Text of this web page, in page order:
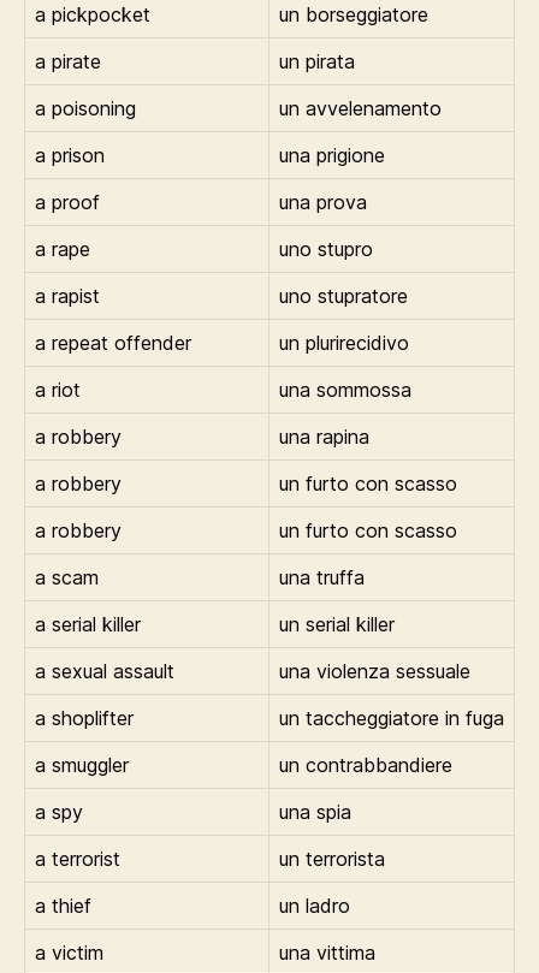
a pickpocket
un borseggiatore
a pirate
un pirata
a poisoning
un avvelenamento
a prison
una prigione
a proof
una prova
a rape
uno stupro
a rapist
uno stupratore
a repeat offender
un plurirecidivo
a riot
una sommossa
a robbery
una rapina
a robbery
un furto con scasso
a robbery
un furto con scasso
a scam
una truffa
a serial killer
un serial killer
a sexual assault
una violenza sessuale
a shoplifter
un taccheggiatore in fuga
a smuggler
un contrabbandiere
a spy
una spia
a terrorist
un terrorista
a thief
un ladro
a victim
una vittima